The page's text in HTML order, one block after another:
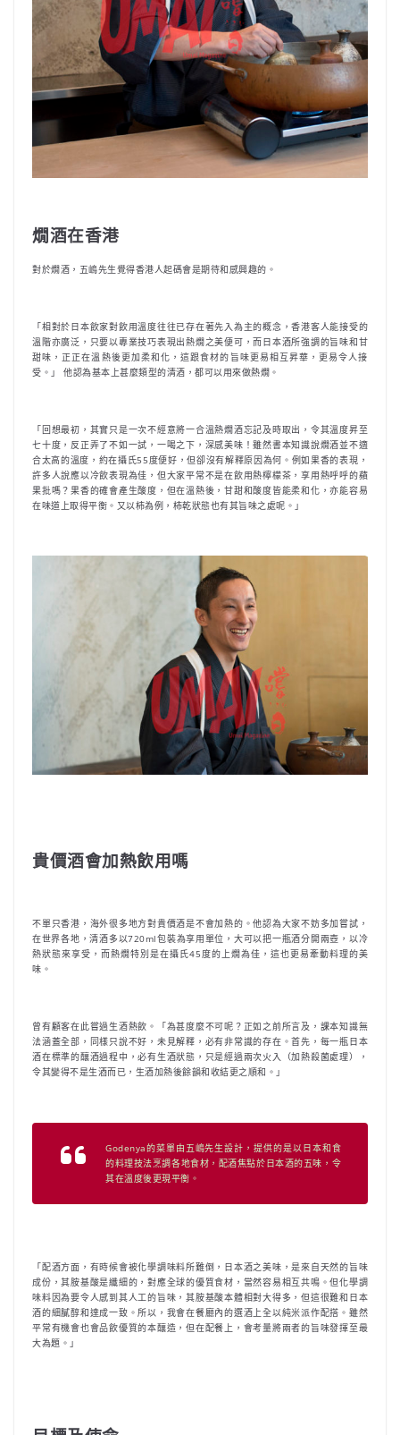
燗酒在香港
對於燗酒，五嶋先生覺得香港人起碼會是期待和感興趣的。
「相對於日本飲家對飲用溫度往往已存在著先入為主的概念，香港客人能接受的
溫階亦廣泛，只要以專業技巧表現出熱燗之美便可，而日本酒所強調的旨味和甘
甜味，正正在溫熱後更加柔和化，這跟食材的旨味更易相互昇華，更易令人接
受。」 他認為基本上甚麼類型的清酒，都可以用來做熱燗。
「回想最初，其實只是一次不經意將一合溫熱燗酒忘記及時取出，令其溫度昇至
七十度，反正弄了不如一試，一喝之下，深感美味！雖然書本知識說燗酒並不適
合太高的溫度，約在攝氏55度便好，但卻沒有解釋原因為何。例如果香的表現，
許多人說應以冷飲表現為佳，但大家平常不是在飲用熱檸檬茶，享用熱呼呼的蘋
果批嗎？果香的確會產生酸度，但在溫熱後，甘甜和酸度皆能柔和化，亦能容易
在味道上取得平衡。又以柿為例，柿乾狀態也有其旨味之處呢。」
貴價酒會加熱飲用嗎
不單只香港，海外很多地方對貴價酒是不會加熱的。他認為大家不妨多加嘗試，
在世界各地，清酒多以720ml包裝為享用單位，大可以把一瓶酒分開兩壺，以冷
熱狀態來享受，而熱燗特別是在攝氏45度的上燗為佳，這也更易牽動料理的美
味。
曾有顧客在此嘗過生酒熱飲。「為甚度麼不可呢？正如之前所言及，課本知識無
法涵蓋全部，同樣只說不好，未見解釋，必有非常識的存在。首先，每一瓶日本
酒在標準的釀酒過程中，必有生酒狀態，只是經過兩次火入（加熱殺菌處理），
令其變得不是生酒而已，生酒加熱後餘韻和收結更之順和。」
Godenya的菜單由五嶋先生設計，提供的是以日本和食
的料理技法烹調各地食材，配酒焦點於日本酒的五味，令
其在溫度後更現平衡。
「配酒方面，有時候會被化學調味料所難倒，日本酒之美味，是來自天然的旨味
成份，其胺基酸是纖細的，對應全球的優質食材，當然容易相互共鳴。但化學調
味料因為要令人感到其人工的旨味，其胺基酸本體相對大得多，但這很難和日本
酒的細膩醇和達成一致。所以，我會在餐廳內的選酒上全以純米派作配搭。雖然
平常有機會也會品飲優質的本釀造，但在配餐上，會考量將兩者的旨味發揮至最
大為題。」